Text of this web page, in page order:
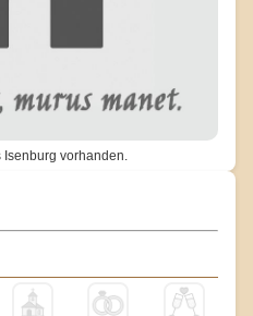
vorhanden.